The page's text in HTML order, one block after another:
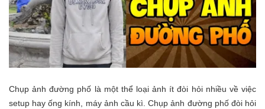
Chụp ảnh đường phố là một thể loại ảnh ít đòi hỏi nhiều về việc
setup hay ống kính, máy ảnh cầu kì. Chụp ảnh đường phố đòi hỏi